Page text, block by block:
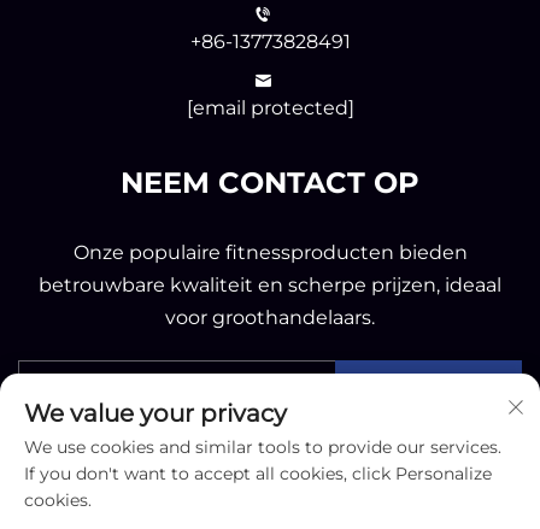
+86-13773828491
[email protected]
NEEM CONTACT OP
Onze populaire fitnessproducten bieden
betrouwbare kwaliteit en scherpe prijzen, ideaal
voor groothandelaars.
We value your privacy
We use cookies and similar tools to provide our services.
If you don't want to accept all cookies, click Personalize
cookies.